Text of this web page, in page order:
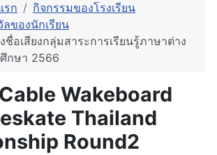
รก
กิจกรรมของโรงเรียน
ลของนักเรียน
ชื่อเสียงกลุ่มสาระการเรียนรู้ภาษาต่าง
กษา 2566
Wakeboard
Thailand
Round2